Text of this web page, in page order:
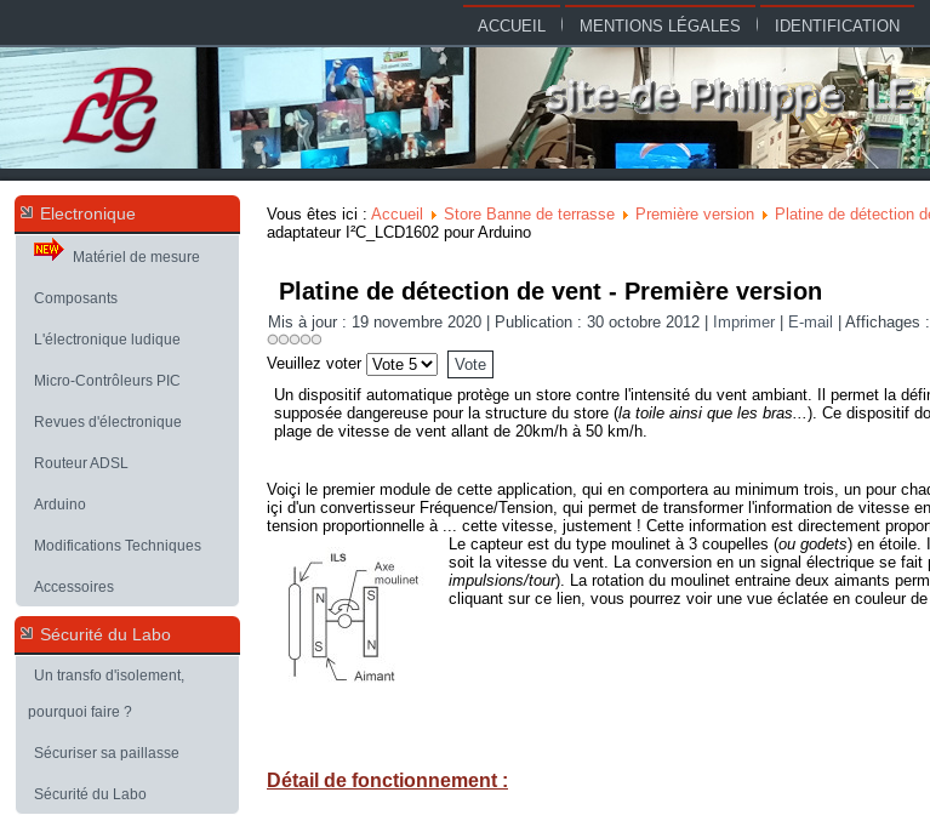
ACCUEIL
MENTIONS LÉGALES IDENTIFICATION
Electronique
Matériel de mesure
Composants
L'électronique ludique
Micro-Contrôleurs PIC
Revues d'électronique
Routeur ADSL
Arduino
Modifications Techniques
Accessoires
Sécurité du Labo
Un transfo d'isolement,
pourquoi faire ?
Sécuriser sa paillasse
Sécurité du Labo
Vous êtes ici : Accueil Store Banne de terrasse Première version Platine de détection
adaptateur I²C_LCD1602 pour Arduino
Platine de détection de vent - Première version
Mis à jour : 19 novembre 2020 Publication : 30 octobre 2012 Imprimer E-mail Affichages
Veuillez voter
Un dispositif automatique protège un store contre l'intensité du vent ambiant. Il permet la
supposée dangereuse pour la structure du store (la toile ainsi que les bras...). Ce dispositif
plage de vitesse de vent allant de 20km/h à 50 km/h.
Voiçi le premier module de cette application, qui en comportera au minimum trois, un pour
içi d'un convertisseur Fréquence/Tension, qui permet de transformer l'information de vitesse
tension proportionnelle à ... cette vitesse, justement ! Cette information est directement
Le capteur est du type moulinet à 3 coupelles (ou godets) en étoile.
soit la vitesse du vent. La conversion en un signal électrique se
impulsions/tour). La rotation du moulinet entraine deux aimants
cliquant sur ce lien, vous pourrez voir une vue éclatée en couleur
Détail de fonctionnement :